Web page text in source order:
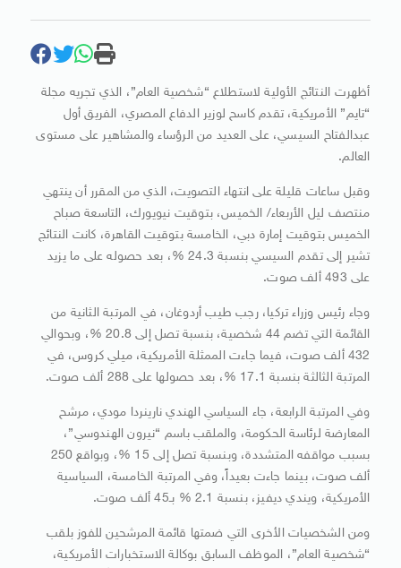
أظهرت النتائج الأولية لاستطلاع “شخصية العام”، الذي تجريه مجلة
“تايم” الأمريكية، تقدم كاسح لوزير الدفاع المصري، الفريق أول
عبدالفتاح السيسي، على العديد من الرؤساء والمشاهير على مستوى
العالم.
وقبل ساعات قليلة على انتهاء التصويت، الذي من المقرر أن ينتهي
منتصف ليل الأربعاء/ الخميس، بتوقيت نيويورك، التاسعة صباح
الخميس بتوقيت إمارة دبي، الخامسة بتوقيت القاهرة، كانت النتائج
تشير إلى تقدم السيسي بنسبة 24.3 %، بعد حصوله على ما يزيد
على 493 ألف صوت.
وجاء رئيس وزراء تركيا، رجب طيب أردوغان، في المرتبة الثانية من
القائمة التي تضم 44 شخصية، بنسبة تصل إلى 20.8 %، وبحوالي
432 ألف صوت، فيما جاءت الممثلة الأمريكية، ميلي كروس، في
المرتبة الثالثة بنسبة 17.1 %، بعد حصولها على 288 ألف صوت.
وفي المرتبة الرابعة، جاء السياسي الهندي نارينردا مودي، مرشح
المعارضة لرئاسة الحكومة، والملقب باسم “نيرون الهندوسي”،
بسبب مواقفه المتشددة، وبنسبة تصل إلى 15 %، وبواقع 250
ألف صوت، بينما جاءت بعيداً، وفي المرتبة الخامسة، السياسية
الأمريكية، ويندي ديفيز، بنسبة 2.1 % بـ45 ألف صوت.
ومن الشخصيات الأخرى التي ضمتها قائمة المرشحين للفوز بلقب
“شخصية العام”، الموظف السابق بوكالة الاستخبارات الأمريكية،